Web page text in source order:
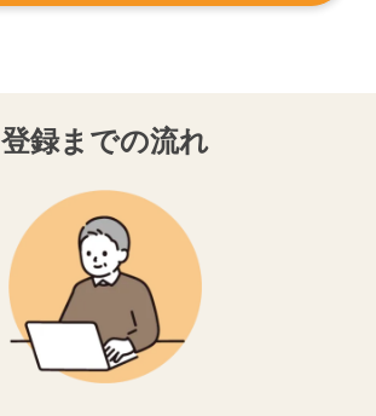
登録までの流れ